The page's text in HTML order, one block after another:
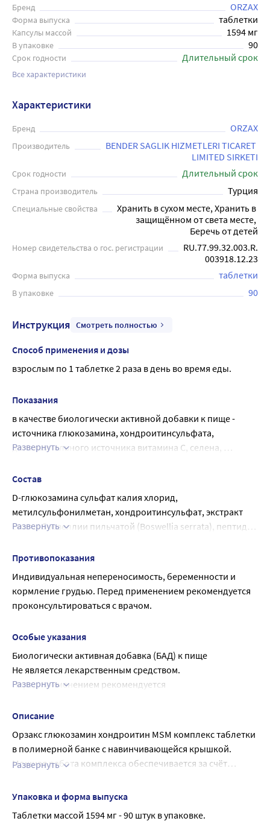
Бренд ORZAX
Форма выпуска таблетки
Капсулы массой 1594 мг
В упаковке 90
Срок годности Длительный срок
Все характеристики
Характеристики
Бренд ORZAX
Производитель
BENDER SAGLIK HIZMETLERI TICARET
LIMITED SIRKETI
Срок годности Длительный срок
Страна производитель Турция
Специальные свойства
Хранить в сухом месте, Хранить в
защищённом от света месте,
Беречь от детей
Номер свидетельства о гос. регистрации
RU.77.99.32.003.R.
003918.12.23
Форма выпуска таблетки
В упаковке 90
Инструкция Смотреть полностью
Способ применения и дозы
взрослым по 1 таблетке 2 раза в день во время еды.
Показания
в качестве биологически активной добавки к пище -
источника глюкозамина, хондроитинсульфата,
дополнительного источника витамина С, селена,
Развернуть
Состав
D-глюкозамина сульфат калия хлорид,
метилсульфонилметан, хондроитинсульфат, экстракт
смолы босвеллии пильчатой (Boswellia serrata), пептиды
экстракт корней куркумы длинной (Curcuma longa), L-
метионин, бромелайн, сульфат марганца, селенит
натрия, поливинилпирролидон (Е1201, стабилизатор),
микрокристаллическая целлюлоза (Е460i, носитель),
кроскармеллоза (Е468, стабилизатор), магниевая соль
диоксид кремния (Е551, агент антислеживающий)
Развернуть
Противопоказания
Индивидуальная непереносимость, беременности и
кормление грудью. Перед применением рекомендуется
проконсультироваться с врачом.
Особые указания
Биологически активная добавка (БАД) к пище
Не является лекарственным средством.
Перед применением рекомендуется
Развернуть
Описание
Орзакс глюкозамин хондроитин MSM комплекс таблетки
в полимерной банке с навинчивающейся крышкой.
Мощная работа комплекса обеспечивается за счёт
помогают сохранять и восстанавливать эластичность,
санитарно-эпидемиологическим и гигиеническим
Развернуть
Упаковка и форма выпуска
Таблетки массой 1594 мг - 90 штук в упаковке.